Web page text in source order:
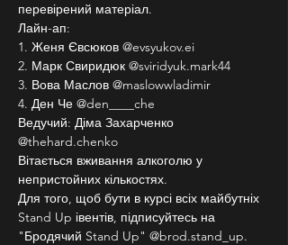
перевірений матеріал.
Лайн-ап:
1. Женя Євсюков @evsyukov.ei
2. Марк Свиридюк @sviridyuk.mark44
3. Вова Маслов @maslowwladimir
4. Ден Че @den____che
Ведучий: Діма Захарченко
@thehard.chenko
Вітається вживання алкоголю у
непристойних кількостях.
Для того, щоб бути в курсі всіх майбутніх
Stand Up івентів, підписуйтесь на
"Бродячий Stand Up" @brod.stand_up.